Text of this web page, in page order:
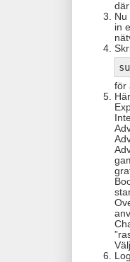
in
för